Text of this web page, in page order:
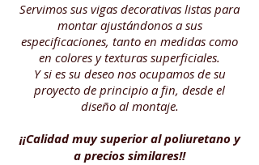
Servimos sus vigas decorativas listas para
montar ajustándonos a sus
especificaciones, tanto en medidas como
en colores y texturas superficiales.
Y si es su deseo nos ocupamos de su
proyecto de principio a fin, desde el
diseño al montaje.
¡¡Calidad muy superior al poliuretano y
a precios similares!!